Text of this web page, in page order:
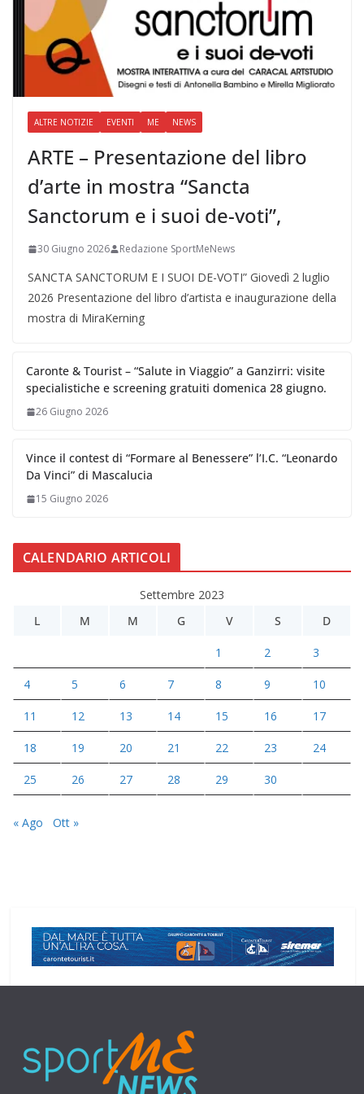
ALTRE NOTIZIE EVENTI ME NEWS
ARTE – Presentazione del libro
d’arte in mostra “Sancta
Sanctorum e i suoi de-voti”,
30 Giugno 2026 Redazione SportMeNews
SANCTA SANCTORUM E I SUOI DE-VOTI” Giovedì 2 luglio
2026 Presentazione del libro d’artista e inaugurazione della
mostra di MiraKerning
Caronte & Tourist – “Salute in Viaggio” a Ganzirri: visite
specialistiche e screening gratuiti domenica 28 giugno.
26 Giugno 2026
Vince il contest di “Formare al Benessere” l’I.C. “Leonardo
Da Vinci” di Mascalucia
15 Giugno 2026
CALENDARIO ARTICOLI
Settembre 2023
L
M M G V S D
1 2 3
4 5 6 7 8 9 10
11 12 13 14 15 16 17
18 19 20 21 22 23 24
25 26 27 28 29 30
« Ago Ott »